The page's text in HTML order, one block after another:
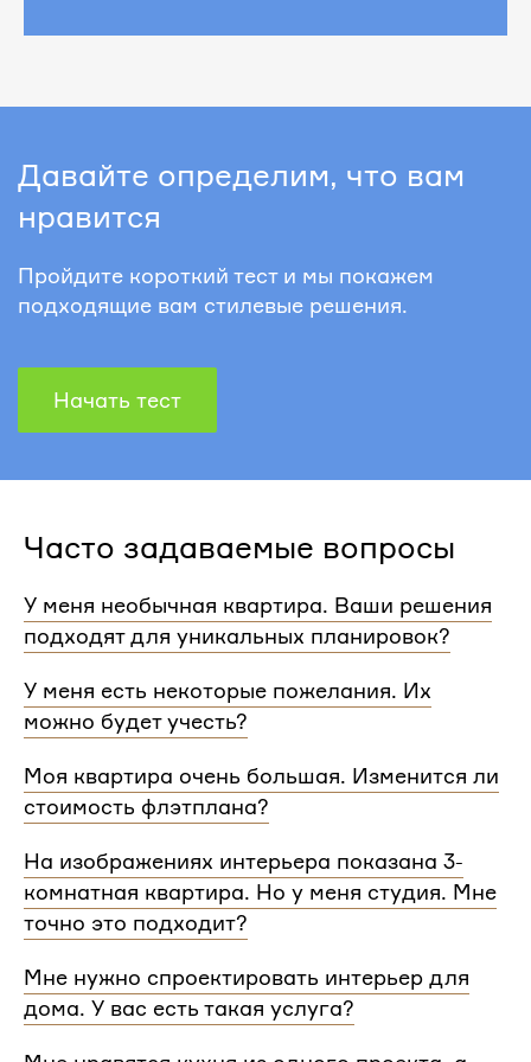
Давайте определим, что вам
нравится
Пройдите короткий тест и мы покажем
подходящие вам стилевые решения.
Начать тест
Часто задаваемые вопросы
У меня необычная квартира. Ваши решения
подходят для уникальных планировок?
планировки и учтем особенности вашей
квартиры.
У меня есть некоторые пожелания. Их
можно будет учесть?
согласуем с вами планировочное решение,
расстановку мебели и важные детали. Вы
дизайнером Flatplan
Моя квартира очень большая. Изменится ли
стоимость флэтплана?
площади. Однако если у вас многоэтажный дом
или квартира, нужно будет купить флэтплан для
каждого этажа.
На изображениях интерьера показана 3-
комнатная квартира. Но у меня студия. Мне
точно это подходит?
и учитываем все детали. Любой стиль интерьера
на нашем сайте может быть адаптирован для
Мне нужно спроектировать интерьер для
дома. У вас есть такая услуга?